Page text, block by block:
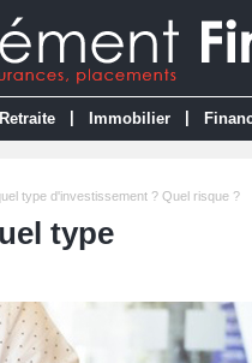
Retraite Immobilier
type d'investissement ? Quel risque ?
type